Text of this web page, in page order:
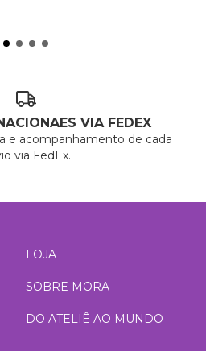
VIA FEDEX
e acompanhamento de cada
via FedEx.
LOJA
SOBRE MORA
DO ATELIÊ AO MUNDO